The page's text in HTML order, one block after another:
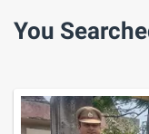
You